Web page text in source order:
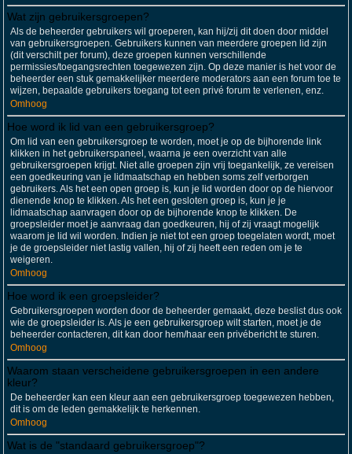
Wat zijn gebruikersgroepen?
Als de beheerder gebruikers wil groeperen, kan hij/zij dit doen door middel
van gebruikersgroepen. Gebruikers kunnen van meerdere groepen lid zijn
(dit verschilt per forum), deze groepen kunnen verschillende
permissies/toegangsrechten toegewezen zijn. Op deze manier is het voor de
beheerder een stuk gemakkelijker meerdere moderators aan een forum toe te
wijzen, bepaalde gebruikers toegang tot een privé forum te verlenen, enz.
Omhoog
Hoe word ik lid van een gebruikersgroep?
Om lid van een gebruikersgroep te worden, moet je op de bijhorende link
klikken in het gebruikerspaneel, waarna je een overzicht van alle
gebruikersgroepen krijgt. Niet alle groepen zijn vrij toegankelijk, ze vereisen
een goedkeuring van je lidmaatschap en hebben soms zelf verborgen
gebruikers. Als het een open groep is, kun je lid worden door op de hiervoor
dienende knop te klikken. Als het een gesloten groep is, kun je je
lidmaatschap aanvragen door op de bijhorende knop te klikken. De
groepsleider moet je aanvraag dan goedkeuren, hij of zij vraagt mogelijk
waarom je lid wil worden. Indien je niet tot een groep toegelaten wordt, moet
je de groepsleider niet lastig vallen, hij of zij heeft een reden om je te
weigeren.
Omhoog
Hoe word ik een groepsleider?
Gebruikersgroepen worden door de beheerder gemaakt, deze beslist dus ook
wie de groepsleider is. Als je een gebruikersgroep wilt starten, moet je de
beheerder contacteren, dit kan door hem/haar een privébericht te sturen.
Omhoog
Waarom staan verscheidene gebruikersgroepen in een andere
kleur?
De beheerder kan een kleur aan een gebruikersgroep toegewezen hebben,
dit is om de leden gemakkelijk te herkennen.
Omhoog
Wat is de "standaard gebruikersgroep"?